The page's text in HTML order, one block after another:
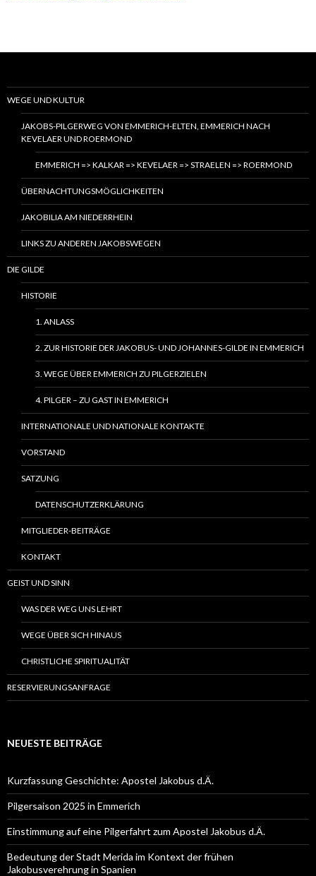
WEGE UND KULTUR
JAKOBS-PILGERWEG VON EMMERICH-ELTEN, EMMERICH NACH
KEVELAER UND ROERMOND
EMMERICH => KALKAR => KEVELAER => STRAELEN => ROERMOND
ÜBERNACHTUNGSMÖGLICHKEITEN
JAKOBILIA AM NIEDERRHEIN
LINKS ZU ANDEREN JAKOBSWEGEN
DIE GILDE
HISTORIE
1. ANLASS
2. ZUR HISTORIE DER JAKOBUS- UND JOHANNES-GILDE IN EMMERICH
3. WEGE ÜBER EMMERICH ZU PILGERZIELEN
4. PILGER – ZU GAST IN EMMERICH
INTERNATIONALE UND NATIONALE KONTAKTE
VORSTAND
SATZUNG
DATENSCHUTZERKLÄRUNG
MITGLIEDER-BEITRÄGE
KONTAKT
GEIST UND SINN
WAS DER WEG UNS LEHRT
WEGE ÜBER SICH HINAUS
CHRISTLICHE SPIRITUALITÄT
RESERVIERUNGSANFRAGE
NEUESTE BEITRÄGE
Kurzfassung Geschichte: Apostel Jakobus d.Ä.
Pilgersaison 2025 in Emmerich
Einstimmung auf eine Pilgerfahrt zum Apostel Jakobus d.Ä.
Bedeutung der Stadt Merida im Kontext der frühen
Jakobusverehrung in Spanien